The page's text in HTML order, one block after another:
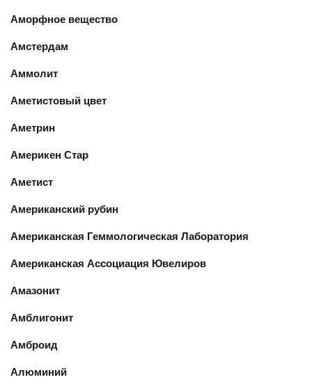
Аморфное вещество
Амстердам
Аммолит
Аметистовый цвет
Аметрин
Америкен Стар
Аметист
Американский рубин
Американская Геммологическая Лаборатория
Американская Ассоциация Ювелиров
Амазонит
Амблигонит
Амброид
Алюминий